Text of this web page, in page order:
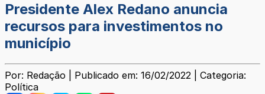
Presidente Alex Redano anuncia
recursos para investimentos no
município
Por: Redação | Publicado em: 16/02/2022 | Categoria:
Política